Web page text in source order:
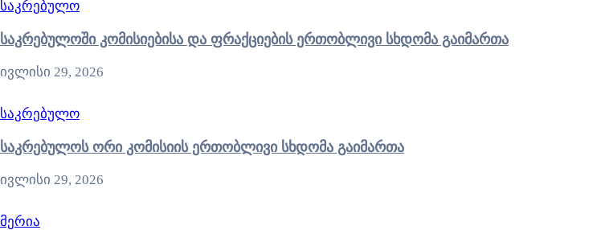
საკრებულო
საკრებულოში კომისიებისა და ფრაქციების ერთობლივი სხდომა გაიმართა
ივლისი 29, 2026
საკრებულო
საკრებულოს ორი კომისიის ერთობლივი სხდომა გაიმართა
ივლისი 29, 2026
მერია